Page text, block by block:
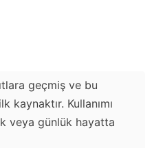
geçmiş ve bu
kaynaktır. Kullanımı
veya günlük hayatta